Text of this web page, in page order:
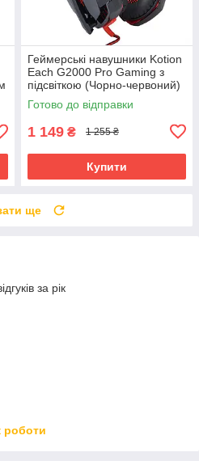
Геймерські навушники Kotion
Each G2000 Pro Gaming з
підсвіткою (Чорно-червоний)
Готово до відправки
1 149 ₴ 1 255 ₴
Купити
ще
за рік
роботи